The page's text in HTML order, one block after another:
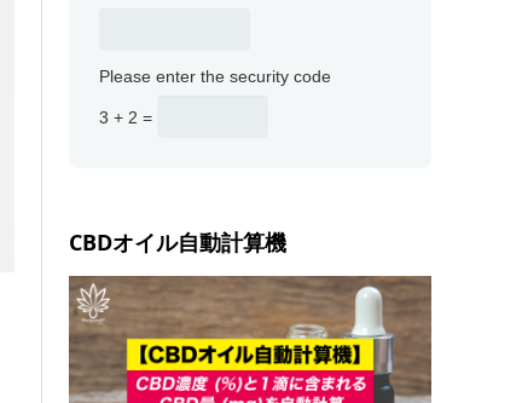
Please enter the security code
3 + 2 =
CBDオイル自動計算機